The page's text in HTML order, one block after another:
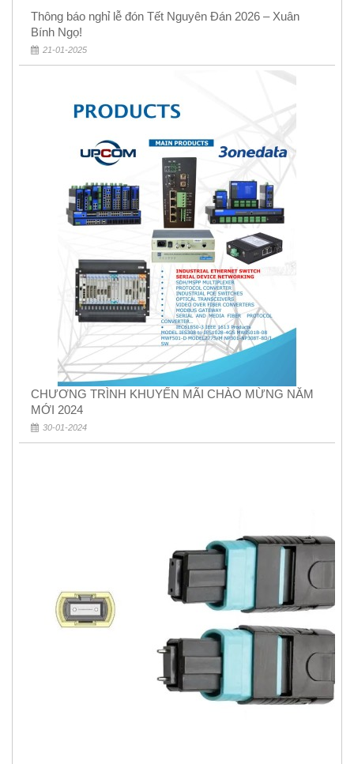
Thông báo nghỉ lễ đón Tết Nguyên Đán 2026 – Xuân
Bính Ngọ!
21-01-2025
CHƯƠNG TRÌNH KHUYẾN MÃI CHÀO MỪNG NĂM
MỚI 2024
30-01-2024